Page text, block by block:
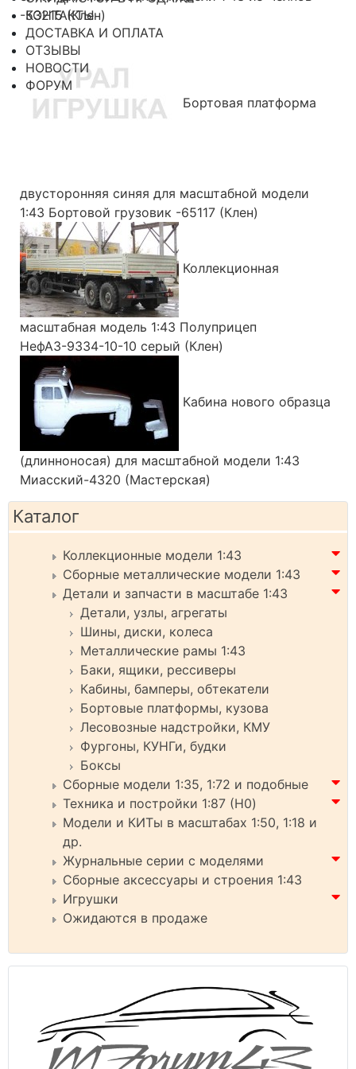
КОНТАКТЫ
ДОСТАВКА И ОПЛАТА
ОТЗЫВЫ
НОВОСТИ
ФОРУМ
-53215 (Клен)
Бортовая платформа
двусторонняя синяя для масштабной модели
1:43 Бортовой грузовик -65117 (Клен)
Коллекционная
масштабная модель 1:43 Полуприцеп
НефАЗ-9334-10-10 серый (Клен)
Кабина нового образца
(длинноносая) для масштабной модели 1:43
Миасский-4320 (Мастерская)
Каталог
Коллекционные модели 1:43
Сборные металлические модели 1:43
Детали и запчасти в масштабе 1:43
Детали, узлы, агрегаты
Шины, диски, колеса
Металлические рамы 1:43
Баки, ящики, рессиверы
Кабины, бамперы, обтекатели
Бортовые платформы, кузова
Лесовозные надстройки, КМУ
Фургоны, КУНГи, будки
Боксы
Сборные модели 1:35, 1:72 и подобные
Техника и постройки 1:87 (H0)
Модели и КИТы в масштабах 1:50, 1:18 и
др.
Журнальные серии с моделями
Сборные аксессуары и строения 1:43
Игрушки
Ожидаются в продаже